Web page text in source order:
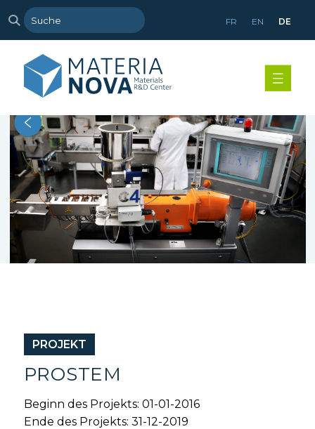
FR EN DE
PROJEKT
PROSTEM
Beginn des Projekts: 01-01-2016
Ende des Projekts: 31-12-2019